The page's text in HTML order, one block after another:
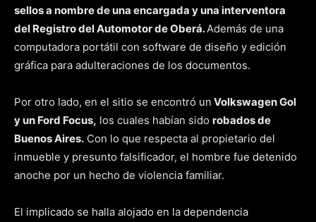
sellos a nombre de una encargada y una interventora
del Registro del Automotor de Oberá.Además de una
computadora portátil con software de diseño y edición
gráfica para adulteraciones de los documentos.
Por otro lado, en el sitio se encontró un Volkswagen Gol
y un Ford Focus, los cuales habían sido robados de
Buenos Aires. Con lo que respecta al propietario del
inmueble y presunto falsificador, el hombre fue detenido
anoche por un hecho de violencia familiar.
El implicado se halla alojado en la dependencia